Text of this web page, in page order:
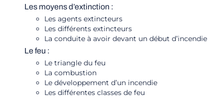
Les moyens d’extinction :
Les agents extincteurs
Les différents extincteurs
La conduite à avoir devant un début d’incendie
Le feu :
Le triangle du feu
La combustion
Le développement d’un incendie
Les différentes classes de feu